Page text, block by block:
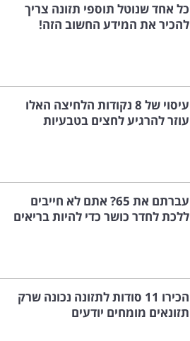
כל אחד שנוטל תוספי תזונה צריך
להכיר את המידע החשוב הזה!
עיסוי של 8 נקודות הלחיצה האלו
עוזר להרגיע לחצים בטבעיות
עברתם את 65? אתם לא חייבים
ללכת לחדר כושר כדי להיות בריאים
הכירו 11 סודות לתזונה נכונה שרק
תזונאים מומחים יודעים